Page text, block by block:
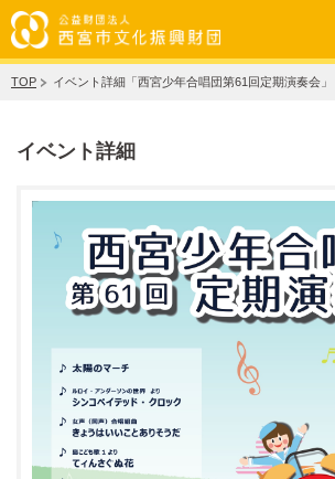
TOP イベント詳細「西宮少年合唱団第61回定期演奏会」
イベント詳細